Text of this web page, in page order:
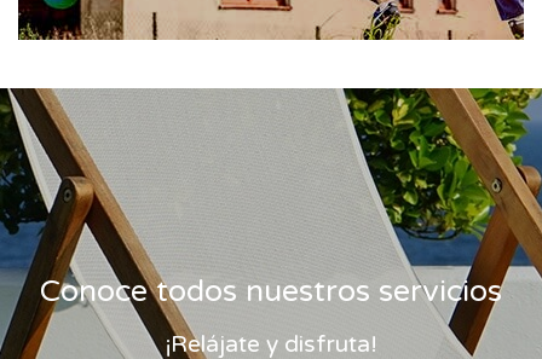
Conoce todos nuestros servicios
¡Relájate y disfruta!